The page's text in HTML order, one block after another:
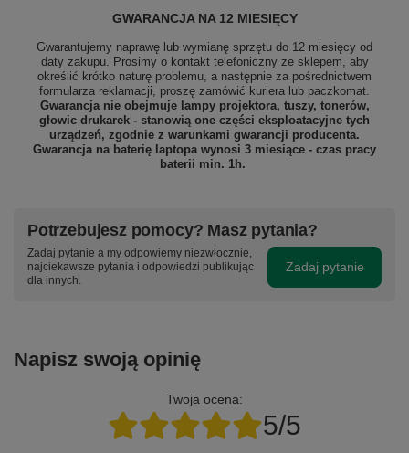
GWARANCJA NA 12 MIESIĘCY
Gwarantujemy naprawę lub wymianę sprzętu do 12 miesięcy od
daty zakupu. Prosimy o kontakt telefoniczny ze sklepem, aby
określić krótko naturę problemu, a następnie za pośrednictwem
formularza reklamacji, proszę zamówić kuriera lub paczkomat.
Gwarancja nie obejmuje lampy projektora, tuszy, tonerów,
głowic drukarek - stanowią one części eksploatacyjne tych
urządzeń, zgodnie z warunkami gwarancji producenta.
Gwarancja na baterię laptopa wynosi 3 miesiące - czas pracy
baterii min. 1h.
Potrzebujesz pomocy? Masz pytania?
Zadaj pytanie a my odpowiemy niezwłocznie,
najciekawsze pytania i odpowiedzi publikując
dla innych.
Zadaj pytanie
Napisz swoją opinię
Twoja ocena:
5/5